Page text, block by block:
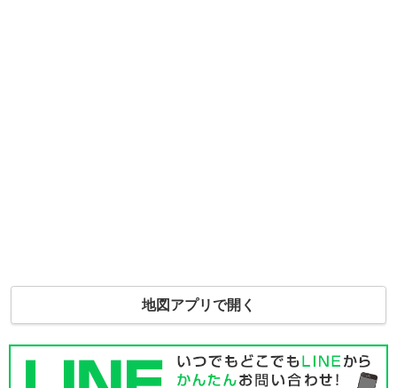
地図アプリで開く